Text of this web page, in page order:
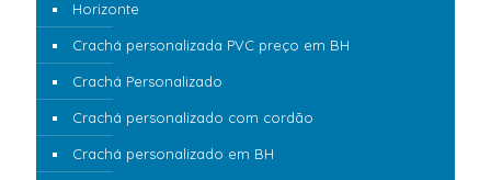
Horizonte
Crachá personalizada PVC preço em BH
Crachá Personalizado
Crachá personalizado com cordão
Crachá personalizado em BH